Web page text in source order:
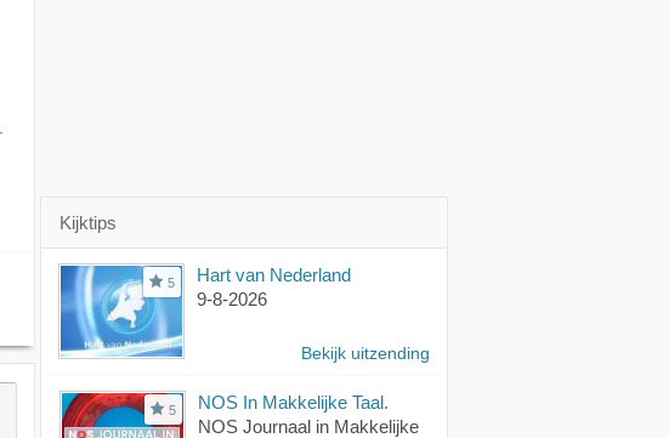
Kijktips
5
Hart van Nederland
9-8-2026
Bekijk uitzending
5
NOS In Makkelijke Taal.
NOS Journaal in Makkelijke